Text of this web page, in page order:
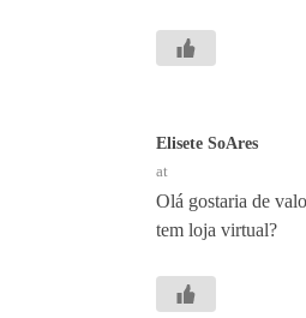
Elisete SoAres
at
Olá gostaria de
tem loja virtual?